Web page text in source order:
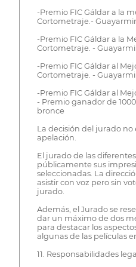
-Premio FIC Gáldar a la
Cortometraje.-
-Premio FIC Gáldar a la
Cortometraje. -
-Premio FIC Gáldar al
Cortometraje. -
-Premio FIC Gáldar al
- Premio ganador de
bronce
La decisión del jurado no
apelación.
El jurado de las
públicamente sus
seleccionadas. La
asistir con voz pero sin
jurado.
Además, el Jurado se
dar un máximo de dos
para destacar los
algunas de las películas
11. Responsabilidades